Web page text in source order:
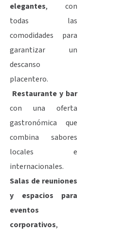
elegantes, con
todas las
comodidades para
garantizar un
descanso
placentero.
Restaurante y bar
con una oferta
gastronómica que
combina sabores
locales e
internacionales.
Salas de reuniones
y espacios para
eventos
corporativos,